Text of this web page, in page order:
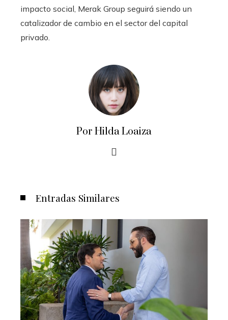
impacto social, Merak Group seguirá siendo un
catalizador de cambio en el sector del capital
privado.
Por Hilda Loaiza
Entradas Similares